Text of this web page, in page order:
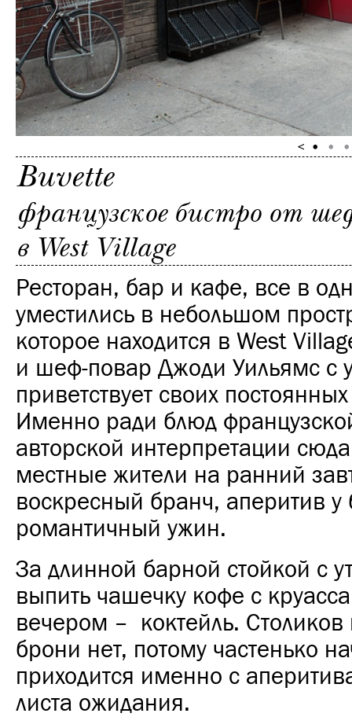
Buvette
французское бистро от
в West Village
Ресторан, бар и кафе, все в
уместились в небольшом
которое находится в West
и шеф-повар Джоди Уильямс с
приветствует своих
Именно ради блюд
авторской интерпретации
местные жители на ранний
воскресный бранч, аперитив у
романтичный ужин.
За длинной барной стойкой с
выпить чашечку кофе с
вечером – коктейль. Столиков
брони нет, потому частенько
приходится именно с
листа ожидания.